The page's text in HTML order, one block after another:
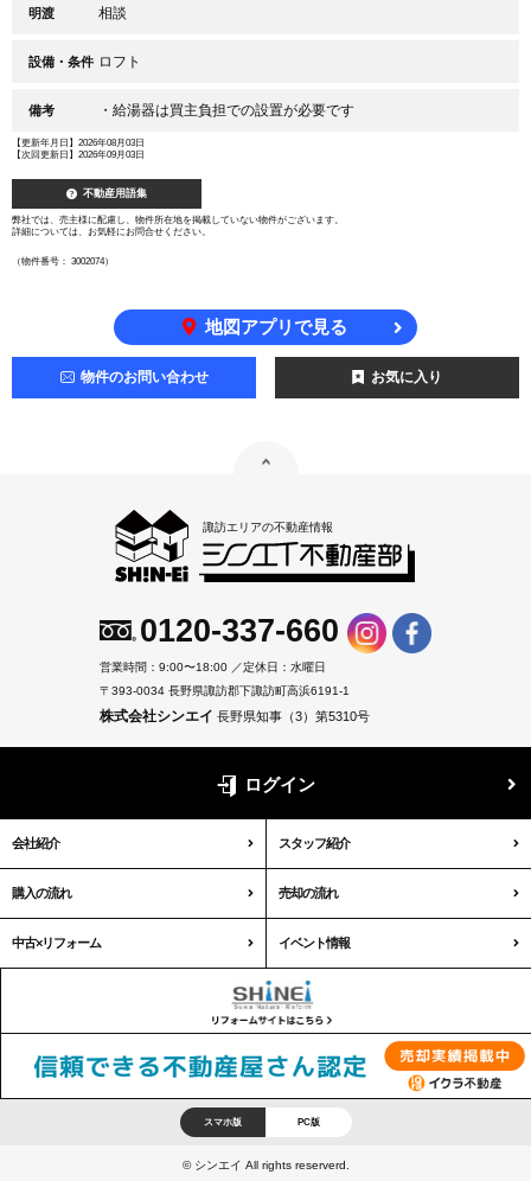
明渡 相談
設備・条件 ロフト
備考 ・給湯器は買主負担での設置が必要です
【更新年月日】2026年08月03日
【次回更新日】2026年09月03日
不動産用語集
弊社では、売主様に配慮し、物件所在地を掲載していない物件がございます。
詳細については、お気軽にお問合せください。
（物件番号： 3002074）
地図アプリで見る
物件のお問い合わせ お気に入り
諏訪エリアの不動産情報
0120-337-660
営業時間：9:00〜18:00 ／定休日：水曜日
〒393-0034 長野県諏訪郡下諏訪町高浜6191-1
株式会社シンエイ 長野県知事（3）第5310号
ログイン
会社紹介 スタッフ紹介
購入の流れ 売却の流れ
中古×リフォーム イベント情報
スマホ版 PC版
© シンエイ All rights reserverd.